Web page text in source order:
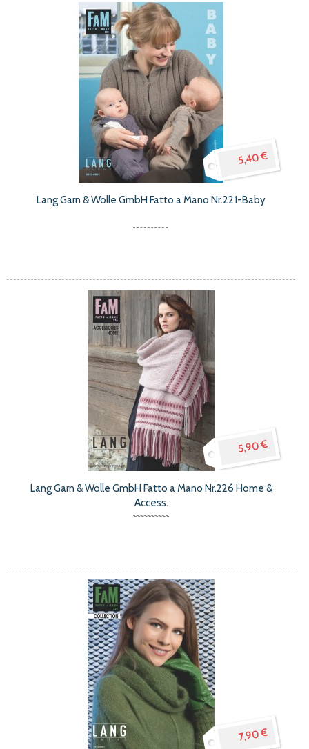
5,40 €
Lang Garn & Wolle GmbH Fatto a Mano Nr.221-Baby
5,90 €
Lang Garn & Wolle GmbH Fatto a Mano Nr.226 Home &
Access.
7,90 €